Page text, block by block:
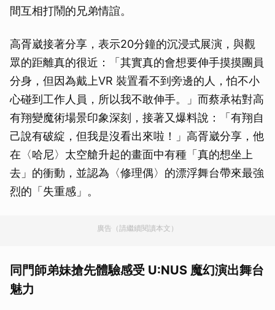
間互相打鬧的兄弟情誼。
高胥崴接著分享，表示20分鐘的沉浸式展演，與觀
眾的距離真的很近：「其實真的會想要伸手摸摸團員
分身，但因為戴上VR 裝置看不到旁邊的人，怕不小
心碰到工作人員，所以我不敢伸手。」而蔡承祐對高
有翔變魔術場景印象深刻，接著又爆料說：「有翔自
己說有破綻，但我是沒看出來啦！」高胥崴分享，他
在〈哈尼〉太空艙升起的畫面中有種「真的想坐上
去」的衝動，並認為〈修理偶〉的漂浮舞台帶來最強
烈的「失重感」。
廣告（請繼續閱讀本文）
同門師弟妹搶先體驗感受 U:NUS 魔幻演出舞台
魅力